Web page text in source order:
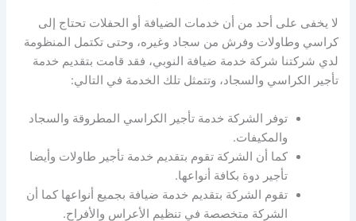
لا يخفى على أحد من أن خدمات الضيافة أو الحفلات تحتاج إلى
كراسي وطاولات وفرش من سجاد وغيره، وحتى تكتمل المنظومة
لدي شركتنا شركة خدمة ضيافة النوبي، فقد قامت بتقديم خدمة
تأجير الكراسي والسجاد، وتتمثل تلك الخدمة في التالي:
توفر الشركة خدمة تأجير الكراسي المطروقة والسجاد
والمكيفات.
كما أن الشركة تقوم بتقديم خدمة تأجير طاولات وأيضا
تأجير دوة بكافة أنواعها.
تقوم الشركة بتقديم خدمة ضيافة بجميع أنواعها كما أن
الشركة متخصصة في تنظيم الأعراس والأفراح.